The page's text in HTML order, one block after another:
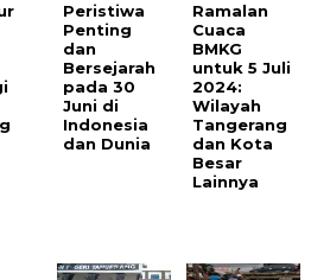
Peristiwa
Penting
dan
Bersejarah
pada 30
Juni di
Indonesia
dan Dunia
Ramalan
Cuaca
BMKG
untuk 5 Juli
2024:
Wilayah
Tangerang
dan Kota
Besar
Lainnya